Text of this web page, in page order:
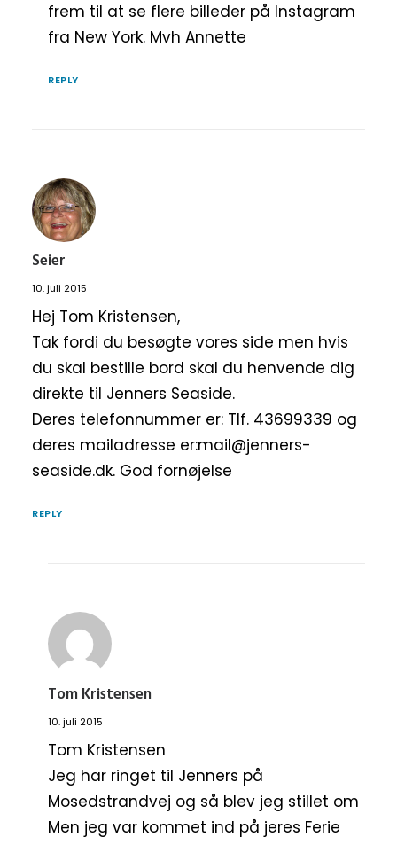
frem til at se flere billeder på Instagram
fra New York. Mvh Annette
REPLY
Seier
10. juli 2015
Hej Tom Kristensen,
Tak fordi du besøgte vores side men hvis
du skal bestille bord skal du henvende dig
direkte til Jenners Seaside.
Deres telefonnummer er: Tlf. 43699339 og
deres mailadresse er:mail@jenners-
seaside.dk. God fornøjelse
REPLY
Tom Kristensen
10. juli 2015
Tom Kristensen
Jeg har ringet til Jenners på
Mosedstrandvej og så blev jeg stillet om
Men jeg var kommet ind på jeres Ferie